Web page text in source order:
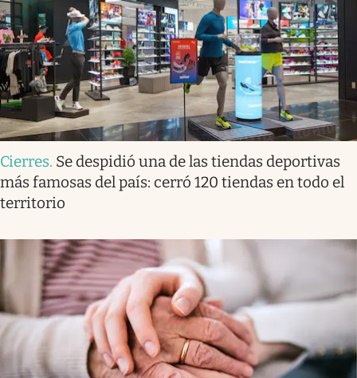
Cierres. Se despidió una de las tiendas deportivas
más famosas del país: cerró 120 tiendas en todo el
territorio